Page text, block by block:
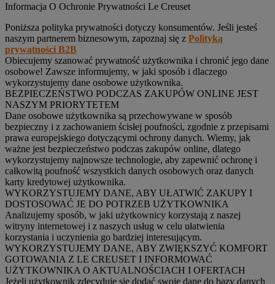
Informacja O Ochronie Prywatności Le Creuset
Poniższa polityka prywatności dotyczy konsumentów. Jeśli jesteś
naszym partnerem biznesowym, zapoznaj się z Polityką
prywatności B2B
Obiecujemy szanować prywatność użytkownika i chronić jego dane
osobowe! Zawsze informujemy, w jaki sposób i dlaczego
wykorzystujemy dane osobowe użytkownika.
BEZPIECZEŃSTWO PODCZAS ZAKUPÓW ONLINE JEST
NASZYM PRIORYTETEM
Dane osobowe użytkownika są przechowywane w sposób
bezpieczny i z zachowaniem ścisłej poufności, zgodnie z przepisami
prawa europejskiego dotyczącymi ochrony danych. Wiemy, jak
ważne jest bezpieczeństwo podczas zakupów online, dlatego
wykorzystujemy najnowsze technologie, aby zapewnić ochronę i
całkowitą poufność wszystkich danych osobowych oraz danych
karty kredytowej użytkownika.
WYKORZYSTUJEMY DANE, ABY UŁATWIĆ ZAKUPY I
DOSTOSOWAĆ JE DO POTRZEB UŻYTKOWNIKA
Analizujemy sposób, w jaki użytkownicy korzystają z naszej
witryny internetowej i z naszych usług w celu ułatwienia
korzystania i uczynienia go bardziej interesującym.
WYKORZYSTUJEMY DANE, ABY ZWIĘKSZYĆ KOMFORT
GOTOWANIA Z LE CREUSET I INFORMOWAĆ
UŻYTKOWNIKA O AKTUALNOŚCIACH I OFERTACH
Jeżeli użytkownik zdecyduje się dodać swoje dane do bazy danych